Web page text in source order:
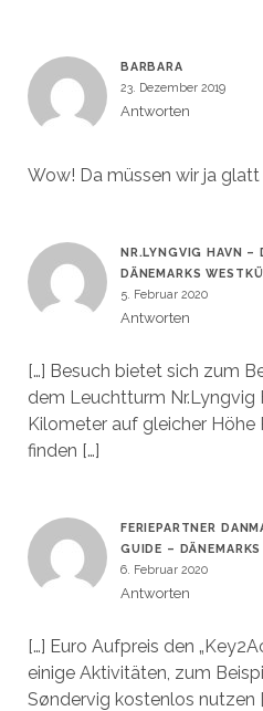
BARBARA
23. Dezember 2019
Antworten
Wow! Da müssen wir ja
NR.LYNGVIG HAVN –
DÄNEMARKS
5. Februar 2020
Antworten
[…] Besuch bietet sich zum
dem Leuchtturm Nr.Lyngvig
Kilometer auf gleicher Höhe
finden […]
FERIEPARTNER
GUIDE –
6. Februar 2020
Antworten
[…] Euro Aufpreis den
einige Aktivitäten, zum
Søndervig kostenlos nutzen